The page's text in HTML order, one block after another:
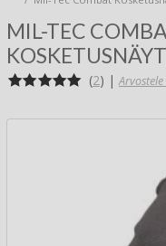
MIL-TEC
(2) |